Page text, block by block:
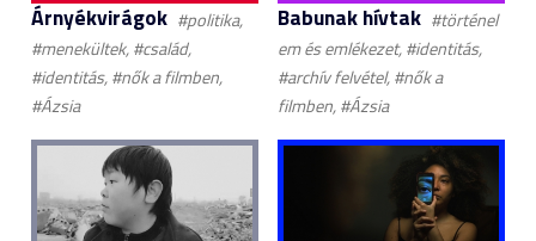
Árnyékvirágok #politika,
#menekültek, #család,
#identitás, #nők a filmben,
#Ázsia
Babunak hívtak #történel
em és emlékezet, #identitás,
#archív felvétel, #nők a
filmben, #Ázsia